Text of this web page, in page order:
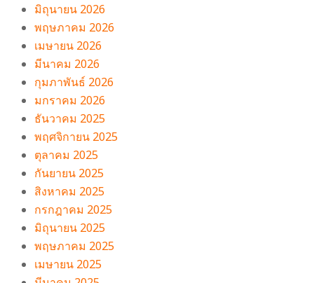
มิถุนายน 2026
พฤษภาคม 2026
เมษายน 2026
มีนาคม 2026
กุมภาพันธ์ 2026
มกราคม 2026
ธันวาคม 2025
พฤศจิกายน 2025
ตุลาคม 2025
กันยายน 2025
สิงหาคม 2025
กรกฎาคม 2025
มิถุนายน 2025
พฤษภาคม 2025
เมษายน 2025